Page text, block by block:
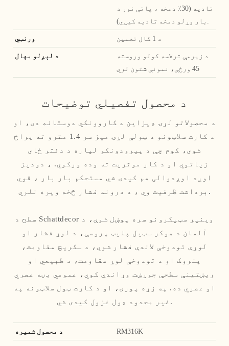
تادیه (30٪ دمخه ، پاتې نور د
د 1 کال تضمین
د زیرمې ترلاسه کولو وروسته
45 ورځې، نمونې شتون لري
د محصول تفصيلي توضیحات
د محصولاتو لړۍ ډیزاین د کاروونکي دوستانه دی، او
د کارت سلاټونو د ټولې لړۍ میز سر 1.4 مترو ته پراخ
شوی، کوم چې د پیرودونکو لپاره د دفتر ځای
زیاتوي او د کار موثریت ته وده ورکوي. ، دودیز
اوږد اوږدوالی هم کیدی شي مستحکم بار بار ، قوي
برداشت ظرفیت وي ، د دروند فشار څخه ویره نلري.
سطح د Schattdecor وینیر سټیکرونو سره پوښل شوې، د
آلمان د هوکر سټیل پلیټ پروسې، د لوړ فشار او
لوړې تودوخې لاندې فشار شوي، د سکریچ مقاومت،
پنروک او د تودوخې لوړ مقاومت، د طبیعي او
ریښتینې سطحې جوړښت وړاندې کوي، عمومي بڼه عصري
او عصري ده. په زړه پوری، او د کارت ټول سلاټونه په
غیر محدود ډول غزول کیدی شي.
د محصول شمیره RM316K